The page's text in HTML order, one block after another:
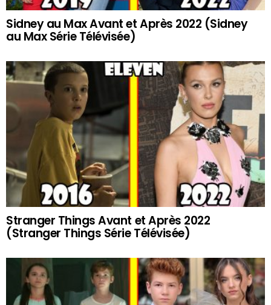
Sidney au Max Avant et Après 2022 (Sidney
au Max Série Télévisée)
Stranger Things Avant et Après 2022
(Stranger Things Série Télévisée)